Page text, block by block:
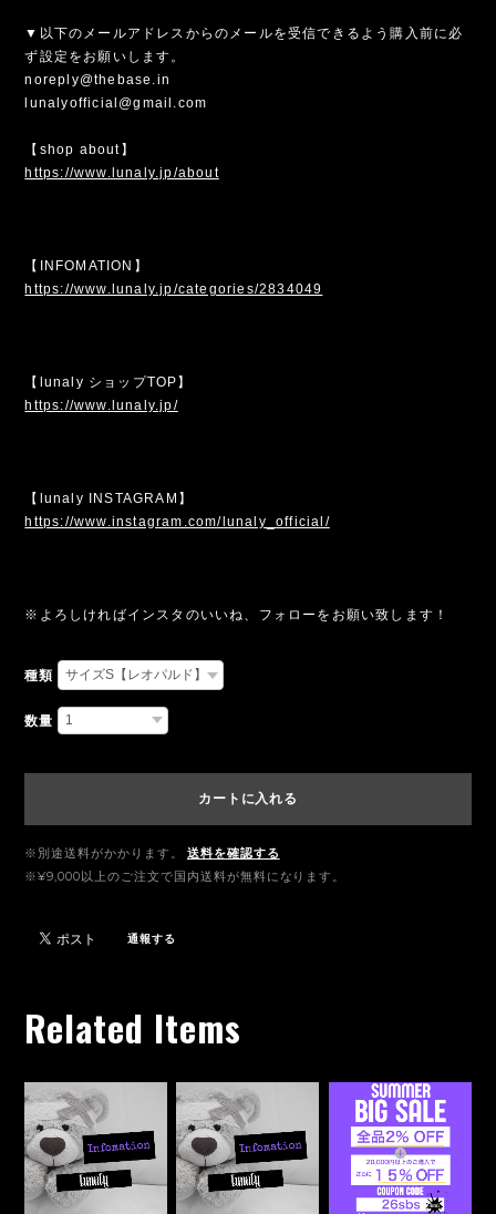
▼以下のメールアドレスからのメールを受信できるよう購入前に必
ず設定をお願いします。
noreply@thebase.in
lunalyofficial@gmail.com
【shop about】
https://www.lunaly.jp/about
【INFOMATION】
https://www.lunaly.jp/categories/2834049
【lunaly ショップTOP】
https://www.lunaly.jp/
【lunaly INSTAGRAM】
https://www.instagram.com/lunaly_official/
※よろしければインスタのいいね、フォローをお願い致します！
種類
数量
カートに入れる
※別途送料がかかります。
送料を確認する
※¥9,000以上のご注文で国内送料が無料になります。
通報する
Related Items